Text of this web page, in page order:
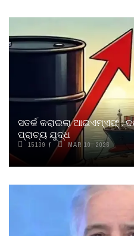
ସତର୍କ କରାଇଲା ଆଇଏମ୍‌ଏଫ୍ :
ପ୍ରାଚ୍ୟ ଯୁଦ୍ଧ
15139 MAR 10, 2026